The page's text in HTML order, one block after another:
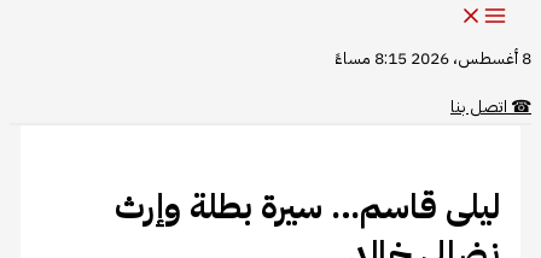
8 أغسطس، 2026 8:15 مساءً
☎اتصل بنا
ليلى قاسم… سيرة بطلة وإرث